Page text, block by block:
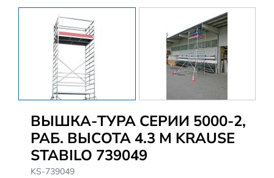
ВЫШКА-ТУРА СЕРИИ 5000-2,
РАБ. ВЫСОТА 4.3 М KRAUSE
STABILO 739049
KS-739049